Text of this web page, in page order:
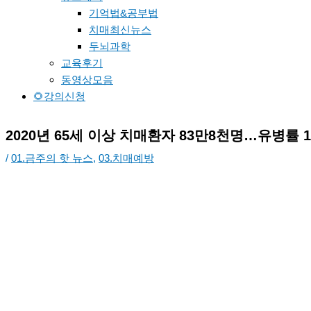
기억법&공부법
치매최신뉴스
두뇌과학
교육후기
동영상모음
🌻강의신청
2020년 65세 이상 치매환자 83만8천명…유병률
/ 01.금주의 핫 뉴스, 03.치매예방